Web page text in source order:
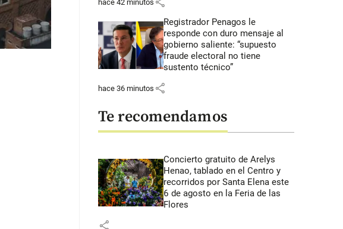
hace 42 minutos
Registrador Penagos le
responde con duro mensaje al
gobierno saliente: “supuesto
fraude electoral no tiene
sustento técnico”
hace 36 minutos share
Te recomendamos
Concierto gratuito de Arelys
Henao, tablado en el Centro y
recorridos por Santa Elena este
6 de agosto en la Feria de las
Flores
share